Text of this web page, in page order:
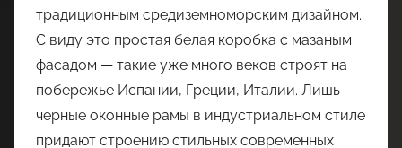
традиционным средиземноморским дизайном.
С виду это простая белая коробка с мазаным
фасадом — такие уже много веков строят на
побережье Испании, Греции, Италии. Лишь
черные оконные рамы в индустриальном стиле
придают строению стильных современных